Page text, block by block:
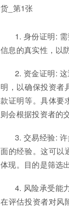
1. 身份证明:
信息的真实性，以
2. 资金证明:
明，以确保投资者
款证明等。具体要
则会根据投资者的
3. 交易经验:
面的经验。这可以
体现。目的是筛选
4. 风险承受能
在评估投资者对风